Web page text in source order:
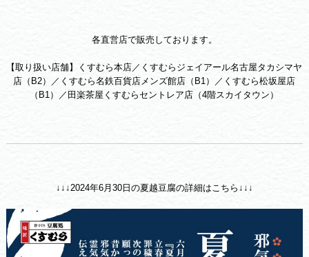
各直営店で販売しております。
【取り扱い店舗】くすむら本店／くすむらジェイアール名古屋タカシマヤ
店（B2）／くすむら名鉄百貨店メンズ館店（B1）／くすむら松坂屋店
（B1）／田楽茶屋くすむらセントレア店（4階スカイタウン）
↓↓↓2024年6月30日の夏越豆腐の詳細はこちら↓↓↓